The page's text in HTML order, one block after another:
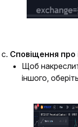
Сповіщення про
Щоб
іншого,